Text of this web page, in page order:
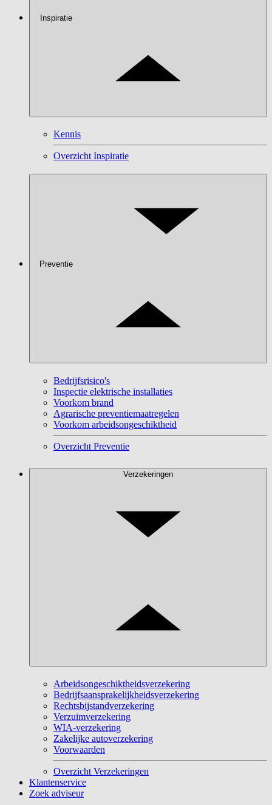
Inspiratie
Kennis
Overzicht Inspiratie
Preventie
Bedrijfsrisico's
Inspectie elektrische installaties
Voorkom brand
Agrarische preventiemaatregelen
Voorkom arbeidsongeschiktheid
Overzicht Preventie
Verzekeringen
Arbeidsongeschiktheidsverzekering
Bedrijfsaansprakelijkheidsverzekering
Rechtsbijstandverzekering
Verzuimverzekering
WIA-verzekering
Zakelijke autoverzekering
Voorwaarden
Overzicht Verzekeringen
Klantenservice
Zoek adviseur